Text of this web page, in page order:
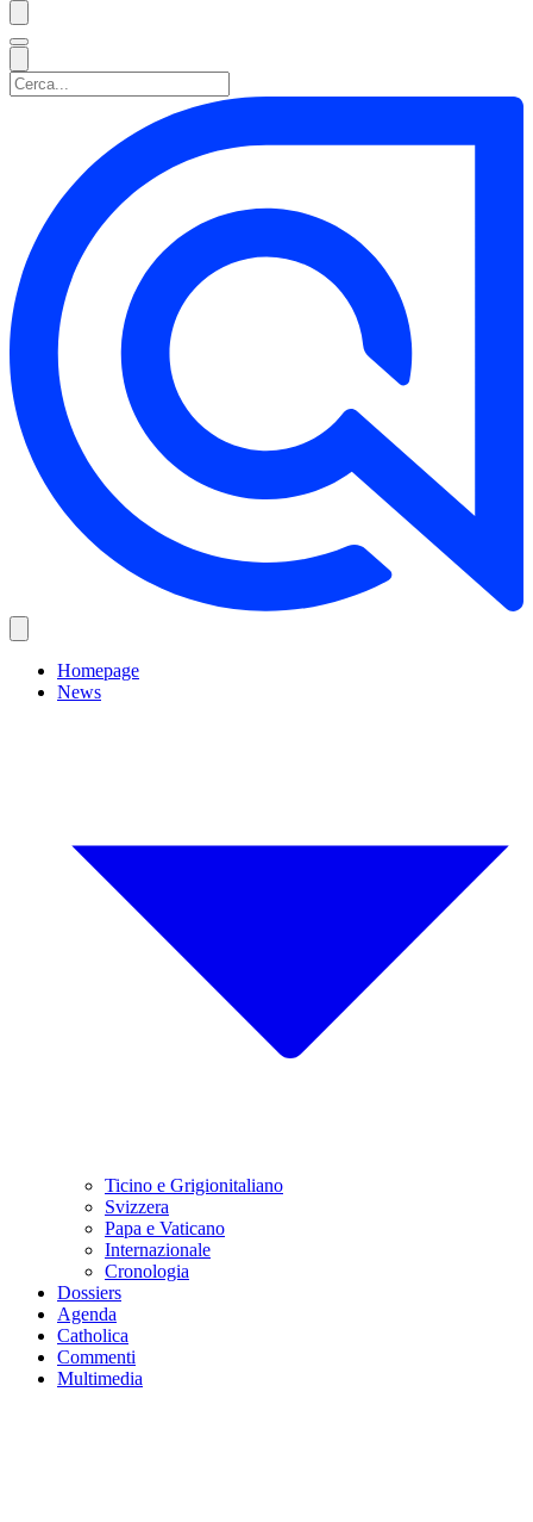
Homepage
News
Ticino e Grigionitaliano
Svizzera
Papa e Vaticano
Internazionale
Cronologia
Dossiers
Agenda
Catholica
Commenti
Multimedia